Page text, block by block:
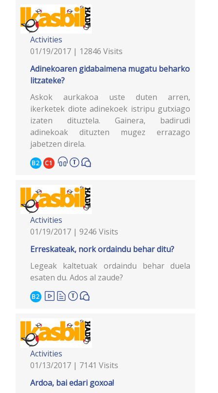
Activities
01/19/2017 | 12846 Visits
Adinekoaren gidabaimena mugatu beharko
litzateke?
Askok aurkakoa uste duten arren,
ikerketek diote adinekoek istripu gutxiago
izaten dituztela. Gainera, badirudi
adinekoak dituzten mugez errazago
jabetzen direla.
B2 C1
Activities
01/19/2017 | 9246 Visits
Erreskateak, nork ordaindu behar ditu?
Legeak kaltetuak ordaindu behar duela
esaten du. Ados al zaude?
B2
Activities
01/13/2017 | 7141 Visits
Ardoa, bai edari goxoa!